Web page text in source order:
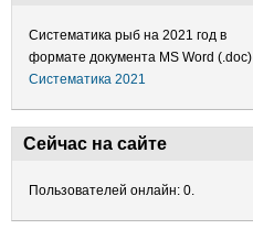
Систематика рыб на 2021 год в
формате документа MS Word (.doc)
Систематика 2021
Сейчас на сайте
Пользователей онлайн: 0.